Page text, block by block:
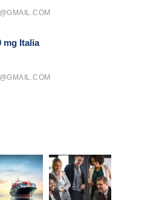
mg Italia